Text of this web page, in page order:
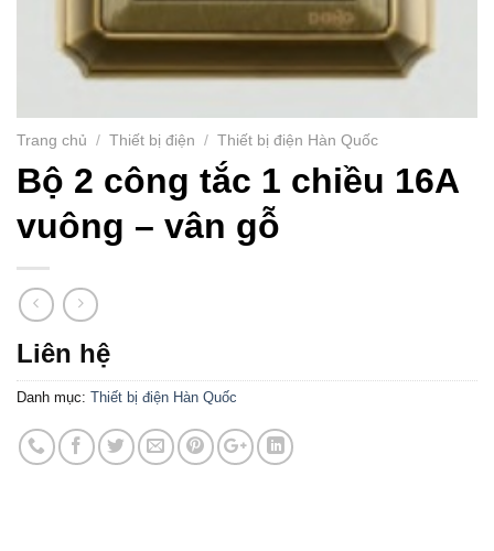
Trang chủ / Thiết bị điện / Thiết bị điện Hàn Quốc
Bộ 2 công tắc 1 chiều 16A
vuông – vân gỗ
Liên hệ
Danh mục: Thiết bị điện Hàn Quốc